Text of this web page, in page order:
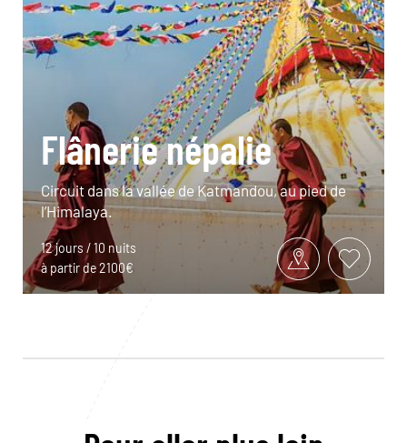
Flânerie népalie
Circuit dans la vallée de Katmandou, au pied de
l’Himalaya.
12 jours / 10 nuits
à partir de 2100€